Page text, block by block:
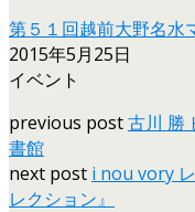
第５１回越前大野名水
2015年5月25日
イベント
previous post古川 勝
書館
next post i nou vory
レクション』